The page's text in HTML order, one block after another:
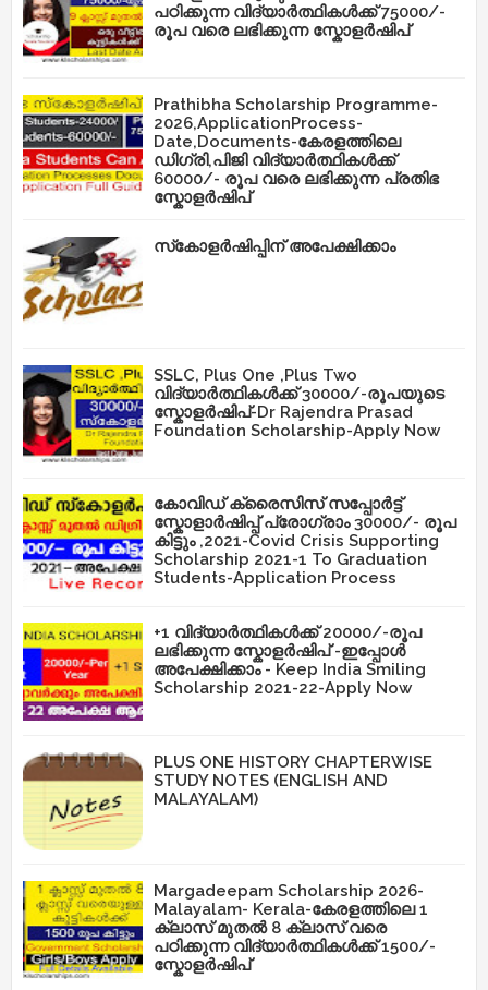
പഠിക്കുന്ന വിദ്യാർത്ഥികൾക്ക് 75000/-
രൂപ വരെ ലഭിക്കുന്ന സ്കോളർഷിപ്
Prathibha Scholarship Programme-
2026,ApplicationProcess-
Date,Documents-കേരളത്തിലെ
ഡിഗ്രി,പിജി വിദ്യാർത്ഥികൾക്ക്
60000/- രൂപ വരെ ലഭിക്കുന്ന പ്രതിഭ
സ്കോളർഷിപ്
സ്‌കോളർഷിപ്പിന് അപേക്ഷിക്കാം
SSLC, Plus One ,Plus Two
വിദ്യാർത്ഥികൾക്ക് 30000/-രൂപയുടെ
സ്കോളർഷിപ്-Dr Rajendra Prasad
Foundation Scholarship-Apply Now
കോവിഡ് ക്രൈസിസ് സപ്പോർട്ട്
സ്കോളാർഷിപ്പ് പ്രോഗ്രാം 30000/- രൂപ
കിട്ടും ,2021-Covid Crisis Supporting
Scholarship 2021-1 To Graduation
Students-Application Process
+1 വിദ്യാർത്ഥികൾക്ക് 20000/-രൂപ
ലഭിക്കുന്ന സ്കോളർഷിപ് -ഇപ്പോൾ
അപേക്ഷിക്കാം - Keep India Smiling
Scholarship 2021-22-Apply Now
PLUS ONE HISTORY CHAPTERWISE
STUDY NOTES (ENGLISH AND
MALAYALAM)
Margadeepam Scholarship 2026-
Malayalam- Kerala-കേരളത്തിലെ 1
ക്ലാസ് മുതൽ 8 ക്ലാസ് വരെ
പഠിക്കുന്ന വിദ്യാർത്ഥികൾക്ക് 1500/-
സ്കോളർഷിപ്